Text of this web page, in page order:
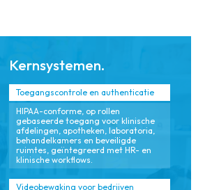
Kernsystemen.
Toegangscontrole en authenticatie
HIPAA-conforme, op rollen
gebaseerde toegang voor klinische
afdelingen, apotheken, laboratoria,
behandelkamers en beveiligde
ruimtes, geïntegreerd met HR- en
klinische workflows.
Videobewaking voor bedrijven